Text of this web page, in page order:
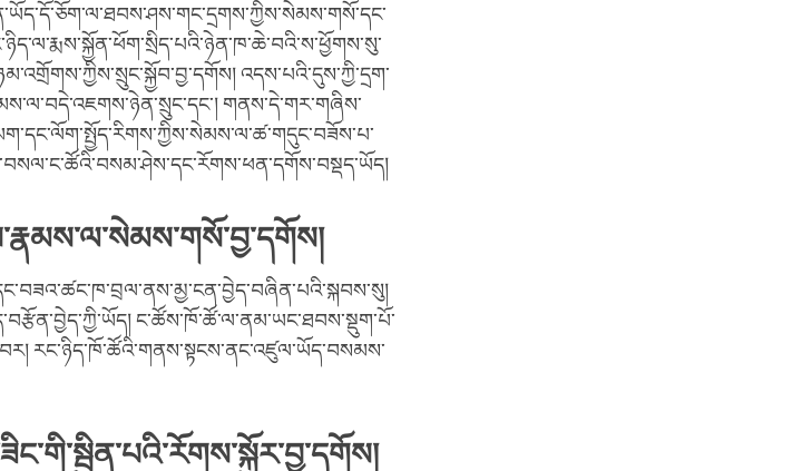
འདས་པའི་དུས་ཀྱི་དྲག་
གནས་དེ་གར་གཞིས་
ང་ཚོས་ཁོ་ཚོ་ལ་ནམ་ཡང་ཐབས་སྡུག་པོ་
རང་ཉིད་ཁོ་ཚོའི་གནས་སྟངས་ནང་འཛུལ་ཡོད་བསམས་